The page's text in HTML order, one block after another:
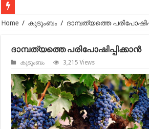
കോടതിക്ക് പുറത്ത് നടക്കുന്ന മുസ്‌ലിം
Home / കുടുംബം / ദാമ്പത്യത്തെ
ദാമ്പത്യത്തെ പരിപോഷിപ്പിക്കാന്‍
കുടുംബം 3,215 Views